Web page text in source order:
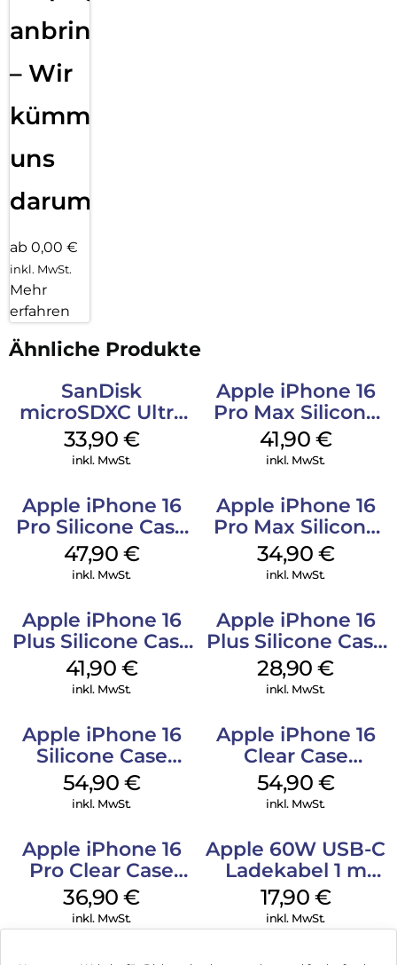
anbringen
– Wir
kümmern
uns
darum!
ab 0,00 €
inkl. MwSt.
Mehr
erfahren
Ähnliche Produkte
SanDisk
microSDXC Ultra
128 GB + Adapter
Mobile
33,90 €
inkl. MwSt.
Apple iPhone 16
Pro Max Silicone
Case MagSafe
Ultramarine
41,90 €
inkl. MwSt.
Apple iPhone 16
Pro Silicone Case
MagSafe Denim
47,90 €
inkl. MwSt.
Apple iPhone 16
Pro Max Silicone
Case MagSafe
Denim
34,90 €
inkl. MwSt.
Apple iPhone 16
Plus Silicone Case
MagSafe Stone
Gray
41,90 €
inkl. MwSt.
Apple iPhone 16
Plus Silicone Case
MagSafe Black
28,90€
inkl. MwSt.
Apple iPhone 16
Silicone Case
MagSafe Lake
Green
54,90 €
inkl. MwSt.
Apple iPhone 16
Clear Case
MagSafe
Transparent
54,90 €
inkl. MwSt.
Apple iPhone 16
Pro Clear Case
MagSafe
Transparent
36,90€
inkl. MwSt.
Apple 60W USB-C
Ladekabel 1 m
Weiß
17,90 €
inkl. MwSt.